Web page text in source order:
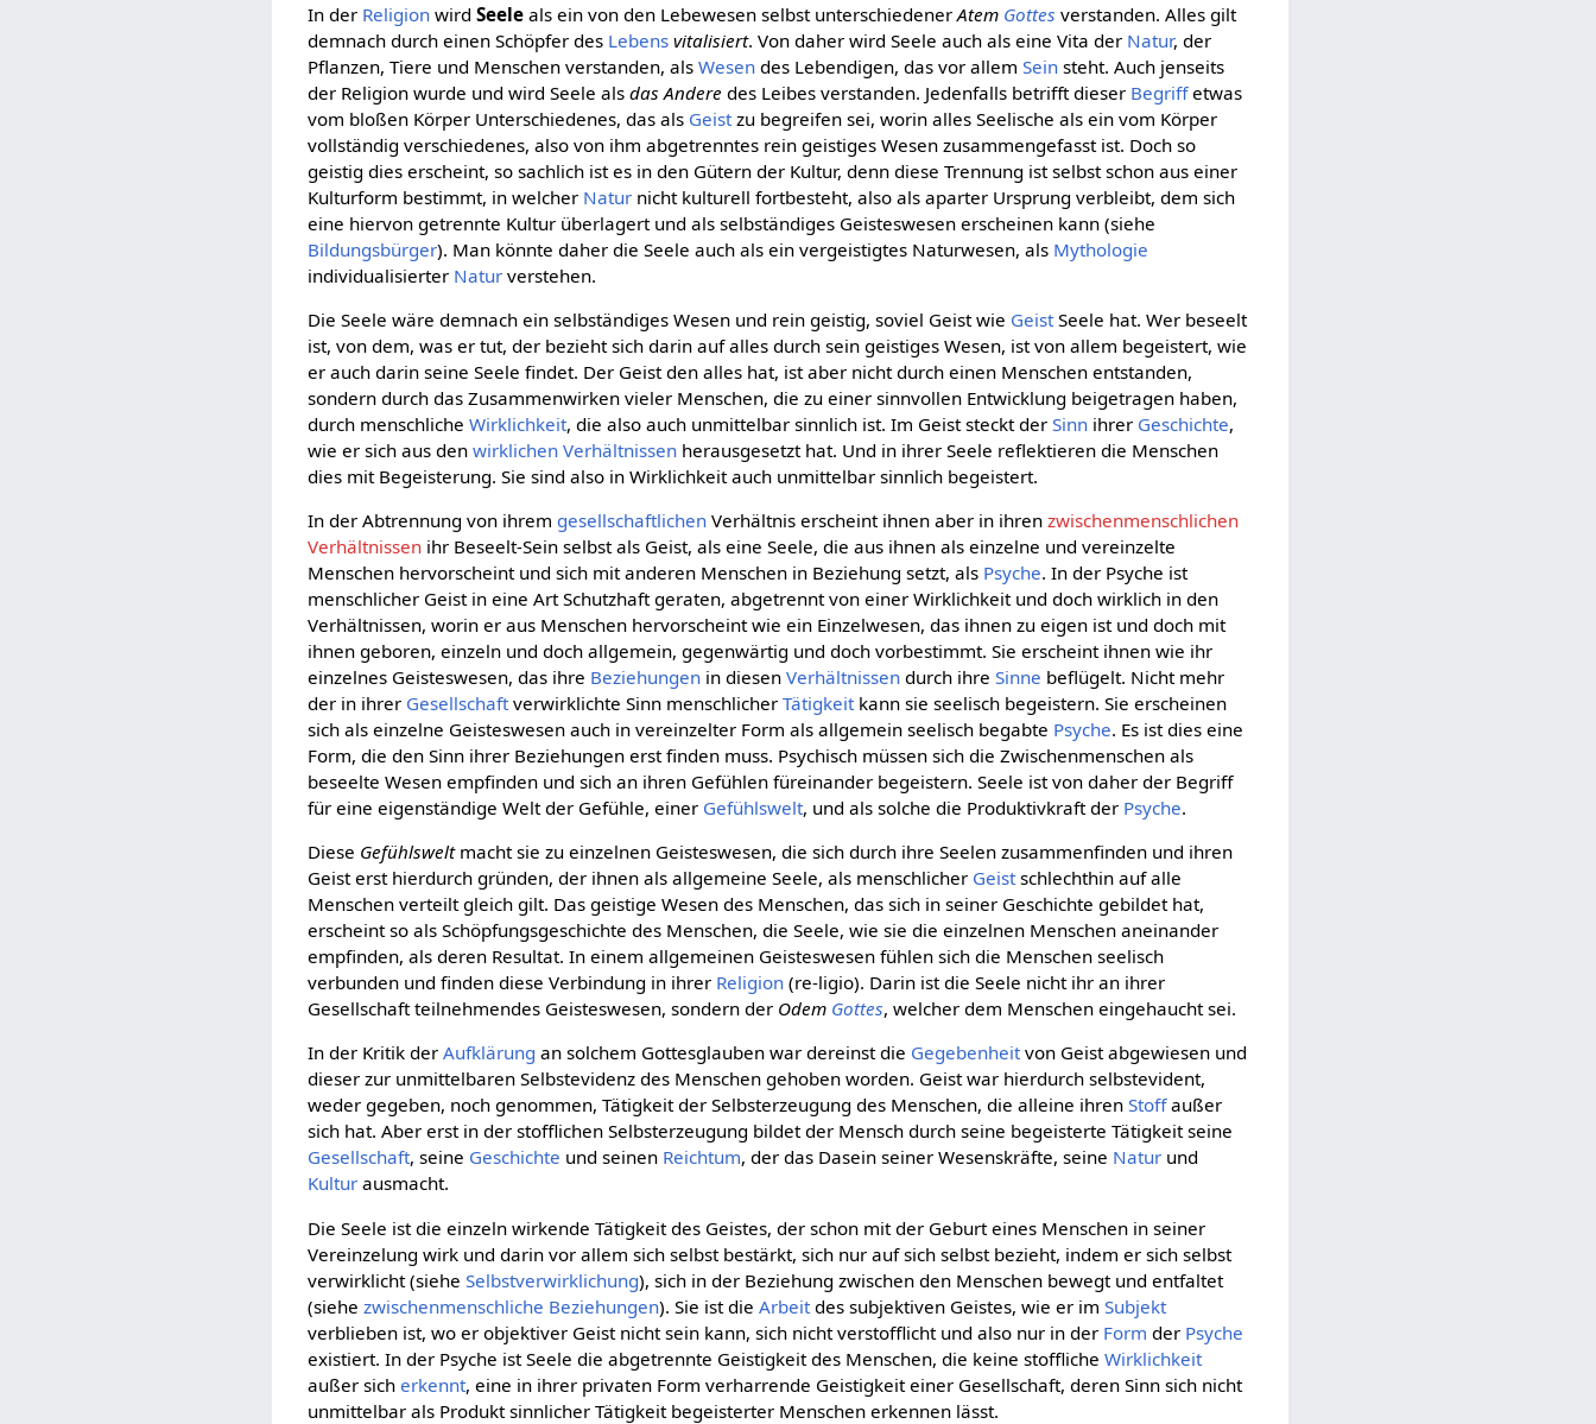
In der Religion wirdSeele als ein von den Lebewesen selbst unterschiedenerAtem Gottes verstanden. Alles gilt
demnach durch einen Schöpfer des Lebens vitalisiert. Von daher wird Seele auch als eine Vita der Natur, der
Pflanzen, Tiere und Menschen verstanden, alsWesen des Lebendigen, das vor allemSein steht. Auch jenseits
der Religion wurde und wird Seele alsdas Andere des Leibes verstanden. Jedenfalls betrifft dieser Begriffetwas
vom bloßen Körper Unterschiedenes, das als Geist zu begreifen sei, worin alles Seelische als ein vom Körper
vollständig verschiedenes, also von ihm abgetrenntes rein geistiges Wesen zusammengefasst ist. Doch so
geistig dies erscheint, so sachlich ist es in den Gütern der Kultur, denn diese Trennung ist selbst schon aus einer
Kulturform bestimmt, in welcher Natur nicht kulturell fortbesteht, also als aparter Ursprung verbleibt, dem sich
eine hiervon getrennte Kultur überlagert und als selbständiges Geisteswesen erscheinen kann (siehe
Bildungsbürger). Man könnte daher die Seele auch als ein vergeistigtes Naturwesen, als Mythologie
individualisierter Natur verstehen.
Die Seele wäre demnach ein selbständiges Wesen und rein geistig, soviel Geist wie Geist Seele hat. Wer beseelt
ist, von dem, was er tut, der bezieht sich darin auf alles durch sein geistiges Wesen, ist von allem begeistert, wie
er auch darin seine Seele findet. Der Geist den alles hat, ist aber nicht durch einen Menschen entstanden,
sondern durch das Zusammenwirken vieler Menschen, die zu einer sinnvollen Entwicklung beigetragen haben,
durch menschlicheWirklichkeit, die also auch unmittelbar sinnlich ist. Im Geist steckt derSinn ihrer Geschichte,
wie er sich aus denwirklichen Verhältnissen herausgesetzt hat. Und in ihrer Seele reflektieren die Menschen
dies mit Begeisterung. Sie sind also in Wirklichkeit auch unmittelbar sinnlich begeistert.
In der Abtrennung von ihrem gesellschaftlichen Verhältnis erscheint ihnen aber in ihrenzwischenmenschlichen
Verhältnissen ihr Beseelt-Sein selbst als Geist, als eine Seele, die aus ihnen als einzelne und vereinzelte
Menschen hervorscheint und sich mit anderen Menschen in Beziehung setzt, als Psyche. In der Psyche ist
menschlicher Geist in eine Art Schutzhaft geraten, abgetrennt von einer Wirklichkeit und doch wirklich in den
Verhältnissen, worin er aus Menschen hervorscheint wie ein Einzelwesen, das ihnen zu eigen ist und doch mit
ihnen geboren, einzeln und doch allgemein, gegenwärtig und doch vorbestimmt. Sie erscheint ihnen wie ihr
einzelnes Geisteswesen, das ihre Beziehungen in diesenVerhältnissen durch ihreSinne beflügelt. Nicht mehr
der in ihrer Gesellschaftverwirklichte Sinn menschlicherTätigkeitkann sie seelisch begeistern. Sie erscheinen
sich als einzelne Geisteswesen auch in vereinzelter Form als allgemein seelisch begabte Psyche. Es ist dies eine
Form, die den Sinn ihrer Beziehungen erst finden muss. Psychisch müssen sich die Zwischenmenschen als
beseelte Wesen empfinden und sich an ihren Gefühlen füreinander begeistern. Seele ist von daher der Begriff
für eine eigenständige Welt der Gefühle, einer Gefühlswelt, und als solche die Produktivkraft der Psyche.
Diese Gefühlsweltmacht sie zu einzelnen Geisteswesen, die sich durch ihre Seelen zusammenfinden und ihren
Geist erst hierdurch gründen, der ihnen als allgemeine Seele, als menschlicher Geistschlechthin auf alle
Menschen verteilt gleich gilt. Das geistige Wesen des Menschen, das sich in seiner Geschichte gebildet hat,
erscheint so als Schöpfungsgeschichte des Menschen, die Seele, wie sie die einzelnen Menschen aneinander
empfinden, als deren Resultat. In einem allgemeinen Geisteswesen fühlen sich die Menschen seelisch
verbunden und finden diese Verbindung in ihrer Religion (re-ligio). Darin ist die Seele nicht ihr an ihrer
Gesellschaft teilnehmendes Geisteswesen, sondern der Odem Gottes, welcher dem Menschen eingehaucht sei.
In der Kritik derAufklärung an solchem Gottesglauben war dereinst die Gegebenheitvon Geist abgewiesen und
dieser zur unmittelbaren Selbstevidenz des Menschen gehoben worden. Geist war hierdurch selbstevident,
weder gegeben, noch genommen, Tätigkeit der Selbsterzeugung des Menschen, die alleine ihrenStoffaußer
sich hat. Aber erst in der stofflichen Selbsterzeugung bildet der Mensch durch seine begeisterte Tätigkeit seine
Gesellschaft, seine Geschichte und seinen Reichtum, der das Dasein seiner Wesenskräfte, seine Natur und
Kultur ausmacht.
Die Seele ist die einzeln wirkende Tätigkeit des Geistes, der schon mit der Geburt eines Menschen in seiner
Vereinzelung wirk und darin vor allem sich selbst bestärkt, sich nur auf sich selbst bezieht, indem er sich selbst
verwirklicht (sieheSelbstverwirklichung), sich in der Beziehung zwischen den Menschen bewegt und entfaltet
(siehezwischenmenschliche Beziehungen). Sie ist dieArbeit des subjektiven Geistes, wie er imSubjekt
verblieben ist, wo er objektiver Geist nicht sein kann, sich nicht verstofflicht und also nur in der Form der Psyche
existiert. In der Psyche ist Seele die abgetrennte Geistigkeit des Menschen, die keine stofflicheWirklichkeit
außer sicherkennt, eine in ihrer privaten Form verharrende Geistigkeit einer Gesellschaft, deren Sinn sich nicht
unmittelbar als Produkt sinnlicher Tätigkeit begeisterter Menschen erkennen lässt.